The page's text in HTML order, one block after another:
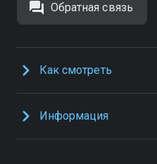
Обратная связь
Как смотреть
Информация